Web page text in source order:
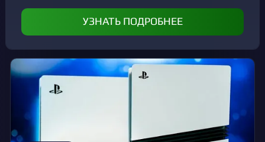
УЗНАТЬ ПОДРОБНЕЕ